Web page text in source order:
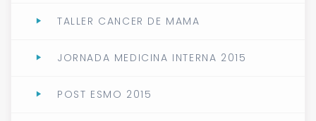
TALLER CANCER DE MAMA
JORNADA MEDICINA INTERNA 2015
POST ESMO 2015